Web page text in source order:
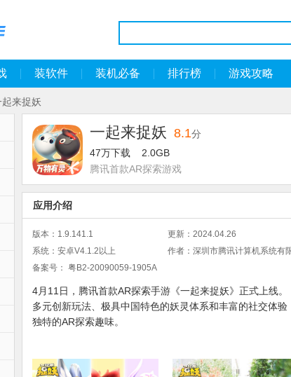
装软件 装机必备 排行榜 游戏攻略
起来捉妖
一起来捉妖 8.1分
47万下载
2.0GB
腾讯首款AR探索游戏
应用介绍
版本： 1.9.141.1 更新： 2024.04.26
系统： 安卓V4.1.2以上 作者： 深圳市腾讯计算机系统有
备案号： 粤B2-20090059-1905A
4月11日，腾讯首款AR探索手游《一起来捉妖》正式上线
多元创新玩法、极具中国特色的妖灵体系和丰富的社交体
独特的AR探索趣味。